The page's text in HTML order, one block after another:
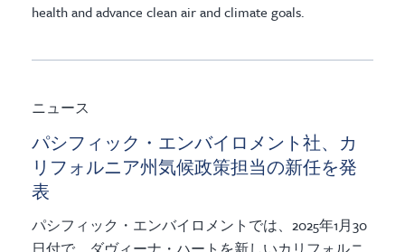
health and advance clean air and climate goals.
ニュース
パシフィック・エンバイロメント社、カ
リフォルニア州気候政策担当の新任を発
表
パシフィック・エンバイロメントでは、2025年1月30